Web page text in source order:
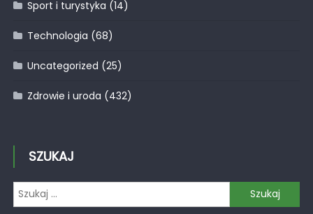
Sport i turystyka (14)
Technologia (68)
Uncategorized (25)
Zdrowie i uroda (432)
SZUKAJ
Szukaj: